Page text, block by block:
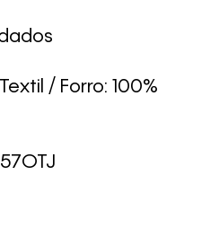
/ Forro: 100%